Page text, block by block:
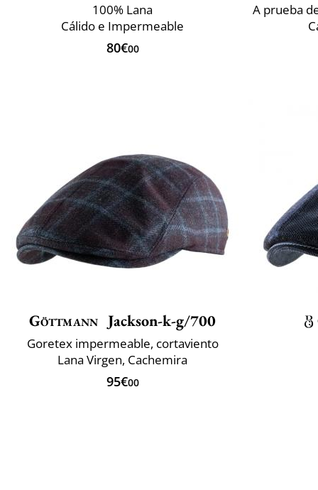
100% Lana
Cálido e Impermeable
80€00
Göttmann Jackson-k-g/700
Goretex impermeable, cortaviento
Lana Virgen, Cachemira
95€00